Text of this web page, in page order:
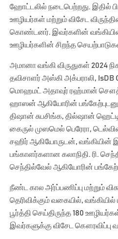
ஹோட்டலில் நடைபெற்றது. இதில்
ஊழியர்கள் மற்றும் விசேட
கொண்டனர். இவர்களின்
ஊழியர்களின் சிறந்த
அமானா வங்கி விருதுகள் 2024
தவிசாளர் அஸ்கி அக்பராலி,
மொஹமட் அதாவுர் ரஹ்மான்
ஹாஸன் ஆகியோரின்
திஷான் சுபசிங்க, தில்ஷான்
கைருல் முஸமெல் பெரேரா,
சஹிர் ஆகியோருடன், வங்கியின்
பங்காளர்களான கலாநிதி. ரி.
செந்தில்வேல் ஆகியோரின்
நீண்ட கால அர்ப்பணிப்பு மற்றும்
தெரிவிக்கும் வகையில்,
பூர்த்தி செய்திருந்த 180
இவர்களுக்கு விசேட கௌரவிப்பு